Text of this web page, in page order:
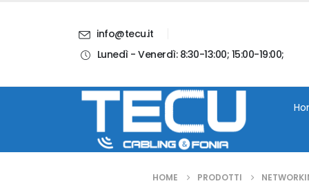
info@tecu.it
Lunedì - Venerdì: 8:30-13:00; 15:00-19:00;
HOME PRODOTTI
Blog Contatti Account